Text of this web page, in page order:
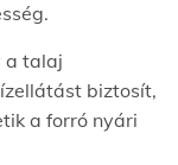
a talaj
biztosít,
a forró nyári